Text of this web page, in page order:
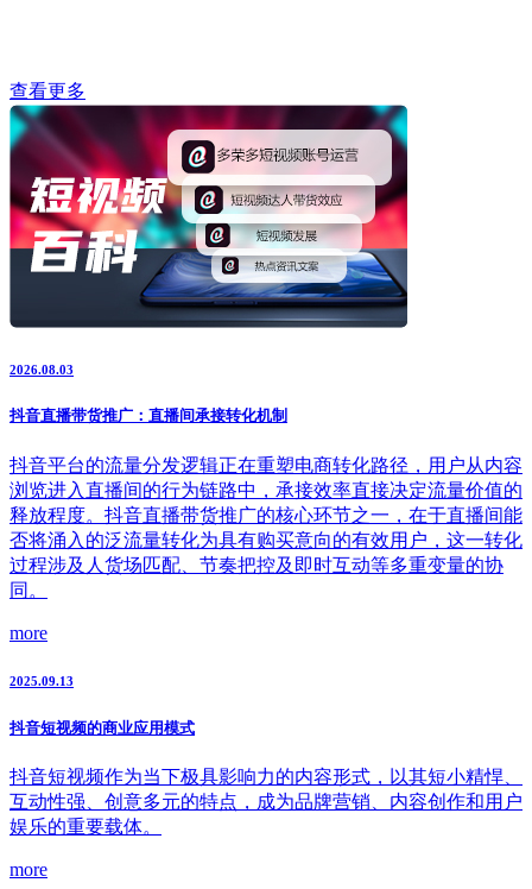
查看更多
2026.08.03
抖音直播带货推广：直播间承接转化机制
抖音平台的流量分发逻辑正在重塑电商转化路径，用户从内容
浏览进入直播间的行为链路中，承接效率直接决定流量价值的
释放程度。抖音直播带货推广的核心环节之一，在于直播间能
否将涌入的泛流量转化为具有购买意向的有效用户，这一转化
过程涉及人货场匹配、节奏把控及即时互动等多重变量的协
同。
more
2025.09.13
抖音短视频的商业应用模式
抖音短视频作为当下极具影响力的内容形式，以其短小精悍、
互动性强、创意多元的特点，成为品牌营销、内容创作和用户
娱乐的重要载体。
more